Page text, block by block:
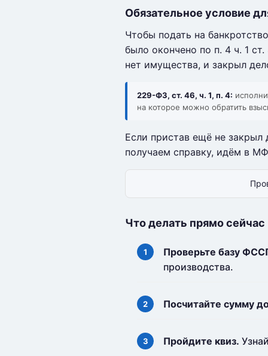
Обязательное условие
Чтобы подать на
было окончено по п. 4 ч. 1
нет имущества, и закрыл
229-ФЗ, ст. 46, ч. 1, п. 4:
на которое можно обратить
Если пристав ещё не
получаем справку, идём в
Что делать прямо сейчас
Проверьте базу
производства.
Посчитайте сумму
Пройдите квиз.